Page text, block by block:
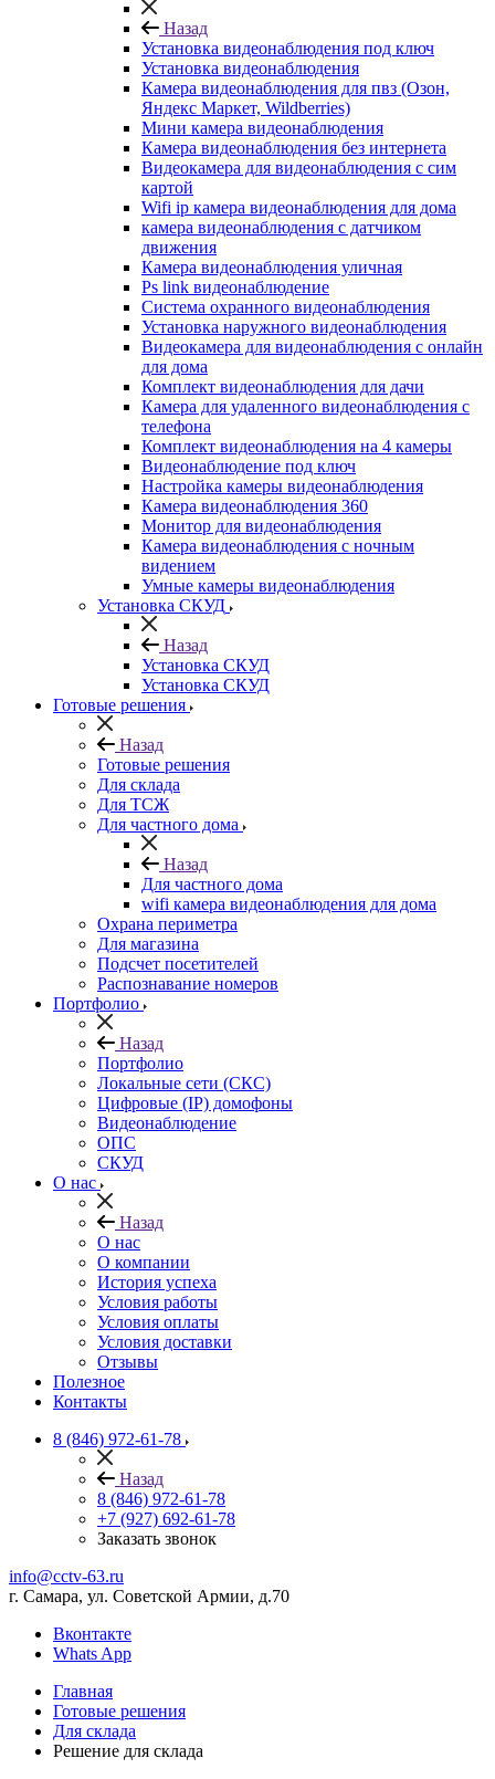
Назад
Установка видеонаблюдения под ключ
Установка видеонаблюдения
Камера видеонаблюдения для пвз (Озон,
Яндекс Маркет, Wildberries)
Мини камера видеонаблюдения
Камера видеонаблюдения без интернета
Видеокамера для видеонаблюдения с сим
картой
Wifi ip камера видеонаблюдения для дома
камера видеонаблюдения с датчиком
движения
Камера видеонаблюдения уличная
Ps link видеонаблюдение
Система охранного видеонаблюдения
Установка наружного видеонаблюдения
Видеокамера для видеонаблюдения с онлайн
для дома
Комплект видеонаблюдения для дачи
Камера для удаленного видеонаблюдения с
телефона
Комплект видеонаблюдения на 4 камеры
Видеонаблюдение под ключ
Настройка камеры видеонаблюдения
Камера видеонаблюдения 360
Монитор для видеонаблюдения
Камера видеонаблюдения с ночным
видением
Умные камеры видеонаблюдения
Установка СКУД
Назад
Установка СКУД
Установка СКУД
Готовые решения
Назад
Готовые решения
Для склада
Для ТСЖ
Для частного дома
Назад
Для частного дома
wifi камера видеонаблюдения для дома
Охрана периметра
Для магазина
Подсчет посетителей
Распознавание номеров
Портфолио
Назад
Портфолио
Локальные сети (СКС)
Цифровые (IP) домофоны
Видеонаблюдение
ОПС
СКУД
О нас
Назад
О нас
О компании
История успеха
Условия работы
Условия оплаты
Условия доставки
Отзывы
Полезное
Контакты
8 (846) 972-61-78
Назад
8 (846) 972-61-78
+7 (927) 692-61-78
Заказать звонок
info@cctv-63.ru
г. Самара, ул. Советской Армии, д.70
Вконтакте
Whats App
Главная
Готовые решения
Для склада
Решение для склада